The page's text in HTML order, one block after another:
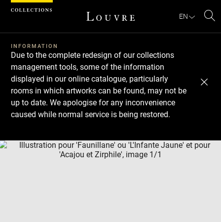
EN
INFORMATION
Due to the complete redesign of our collections
management tools, some of the information
displayed in our online catalogue, particularly
rooms in which artworks can be found, may not be
up to date. We apologise for any inconvenience
caused while normal service is being restored.
Download
Next
Previous
Cookies management panel